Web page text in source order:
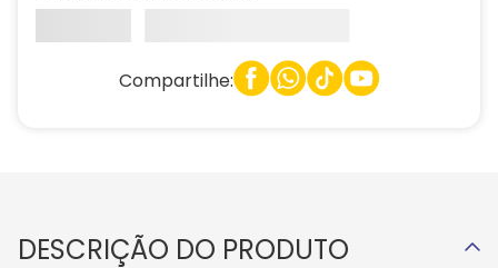
Compartilhe:
DESCRIÇÃO DO PRODUTO